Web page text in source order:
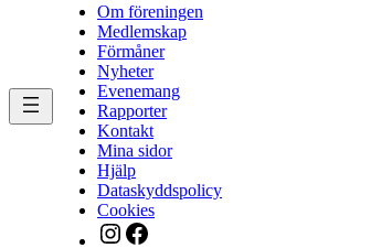
Om föreningen
Medlemskap
Förmåner
Nyheter
Evenemang
Rapporter
Kontakt
Mina sidor
Hjälp
Dataskyddspolicy
Cookies
Instagram
Facebook